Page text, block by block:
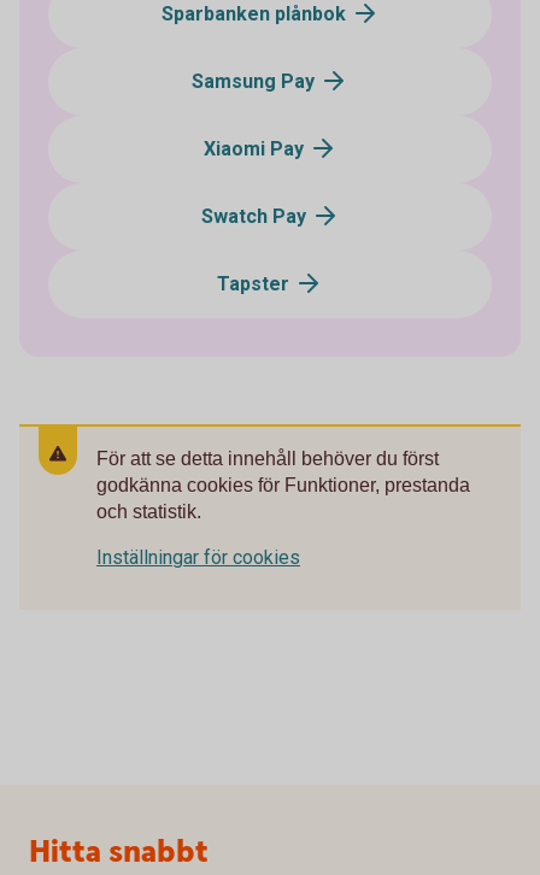
Sparbanken plånbok
Samsung Pay
Xiaomi Pay
Swatch Pay
Tapster
För att se detta innehåll behöver du först
godkänna cookies för Funktioner, prestanda
och statistik.
Inställningar för cookies
Sidfot
Hitta snabbt